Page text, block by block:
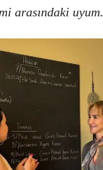
arasındaki uyum.